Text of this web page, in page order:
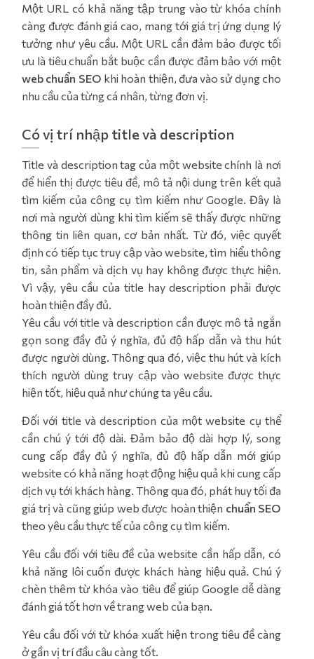
Một URL có khả năng tập trung vào từ khóa chính
càng được đánh giá cao, mang tới giá trị ứng dụng lý
tưởng như yêu cầu. Một URL cần đảm bảo được tối
ưu là tiêu chuẩn bắt buộc cần được đảm bảo với một
web chuẩn SEO khi hoàn thiện, đưa vào sử dụng cho
nhu cầu của từng cá nhân, từng đơn vị.
Có vị trí nhập title và description
Title và description tag của một website chính là nơi
để hiển thị được tiêu đề, mô tả nội dung trên kết quả
tìm kiếm của công cụ tìm kiếm như Google. Đây là
nơi mà người dùng khi tìm kiếm sẽ thấy được những
thông tin liên quan, cơ bản nhất. Từ đó, việc quyết
định có tiếp tục truy cập vào website, tìm hiểu thông
tin, sản phẩm và dịch vụ hay không được thực hiện.
Vì vậy, yêu cầu của title hay description phải được
hoàn thiện đầy đủ.
Yêu cầu với title và description cần được mô tả ngắn
gọn song đầy đủ ý nghĩa, đủ độ hấp dẫn và thu hút
được người dùng. Thông qua đó, việc thu hút và kích
thích người dùng truy cập vào website được thực
hiện tốt, hiệu quả như chúng ta yêu cầu.
Đối với title và description của một website cụ thể
cần chú ý tới độ dài. Đảm bảo độ dài hợp lý, song
cung cấp đầy đủ ý nghĩa, đủ độ hấp dẫn mới giúp
website có khả năng hoạt động hiệu quả khi cung cấp
dịch vụ tới khách hàng. Thông qua đó, phát huy tối đa
giá trị và cũng giúp web được hoàn thiện chuẩn SEO
theo yêu cầu thực tế của công cụ tìm kiếm.
Yêu cầu đối với tiêu đề của website cần hấp dẫn, có
khả năng lôi cuốn được khách hàng hiệu quả. Chú ý
chèn thêm từ khóa vào tiêu để giúp Google dễ dàng
đánh giá tốt hơn về trang web của bạn.
Yêu cầu đối với từ khóa xuất hiện trong tiêu đề càng
ở gần vị trí đầu câu càng tốt.